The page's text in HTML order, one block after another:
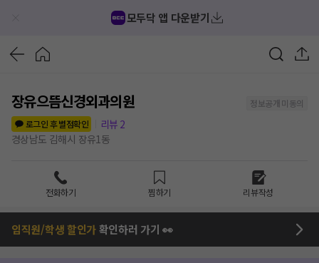
모두닥 앱 다운받기
장유으뜸신경외과의원
정보공개 미동의
로그인 후 별점확인
리뷰 2
경상남도 김해시 장유1동
전화하기 찜하기 리뷰작성
임직원/학생 할인가확인하러 가기 👀